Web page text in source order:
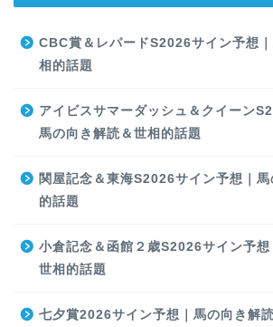
CBC賞＆レパードS2026サイン予想
相的話題
アイビスサマーダッシュ＆クイーン
馬の向き解読＆世相的話題
関屋記念＆東海S2026サイン予想｜馬
的話題
小倉記念＆函館２歳S2026サイン予想
世相的話題
七夕賞2026サイン予想｜馬の向き解